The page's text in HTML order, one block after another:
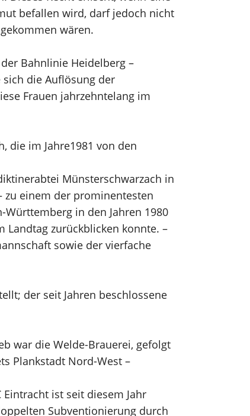
befallen wird, darf jedoch nicht
wären.
Bahnlinie Heidelberg –
sich die Auflösung der
Frauen jahrzehntelang im
die im Jahre1981 von den
Münsterschwarzach in
zu einem der prominentesten
in den Jahren 1980
Landtag zurückblicken konnte. –
sowie der vierfache
der seit Jahren beschlossene
war die Welde-Brauerei, gefolgt
Plankstadt Nord-West –
ist seit diesem Jahr
Subventionierung durch